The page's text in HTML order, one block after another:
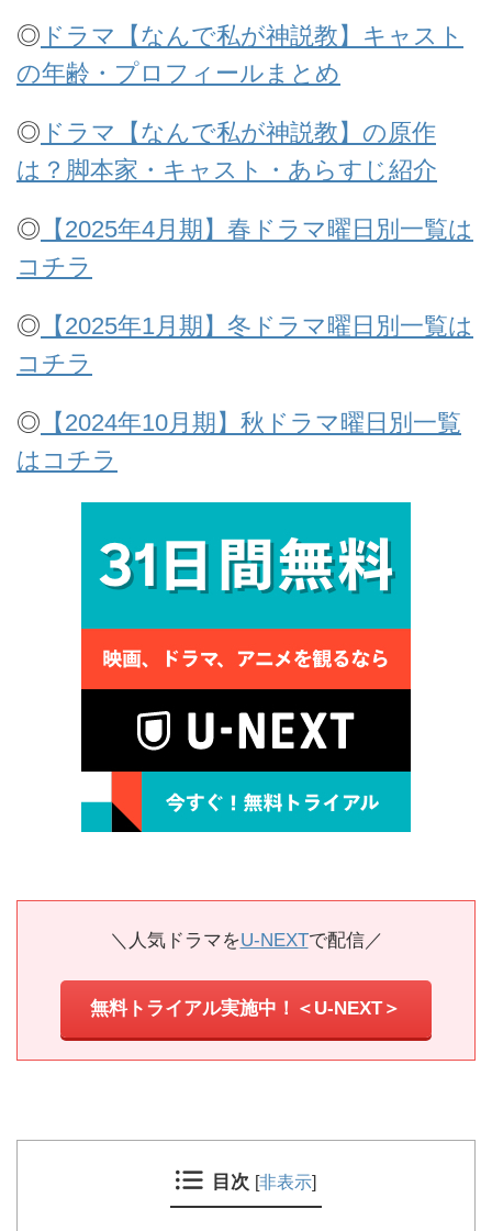
◎ ドラマ【なんで私が神説教】キャスト
の年齢・プロフィールまとめ
◎ ドラマ【なんで私が神説教】の原作
は？脚本家・キャスト・あらすじ紹介
◎ 【2025年4月期】春ドラマ曜日別一覧は
コチラ
◎ 【2025年1月期】冬ドラマ曜日別一覧は
コチラ
◎ 【2024年10月期】秋ドラマ曜日別一覧
はコチラ
＼人気ドラマをU-NEXTで配信／
無料トライアル実施中！＜U-NEXT＞
目次 [非表示]